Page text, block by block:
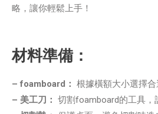
略，讓你輕鬆上手！
材料準備：
– foamboard： 根據橫額大小選擇合
– 美工刀： 切割foamboard的工具，